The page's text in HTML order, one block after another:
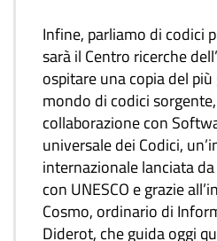
Infine, parliamo di codici
sarà il Centro ricerche
ospitare una copia del
mondo di codici
collaborazione con
universale dei Codici,
internazionale lanciata
con UNESCO e grazie
Cosmo, ordinario di
Diderot, che guida oggi